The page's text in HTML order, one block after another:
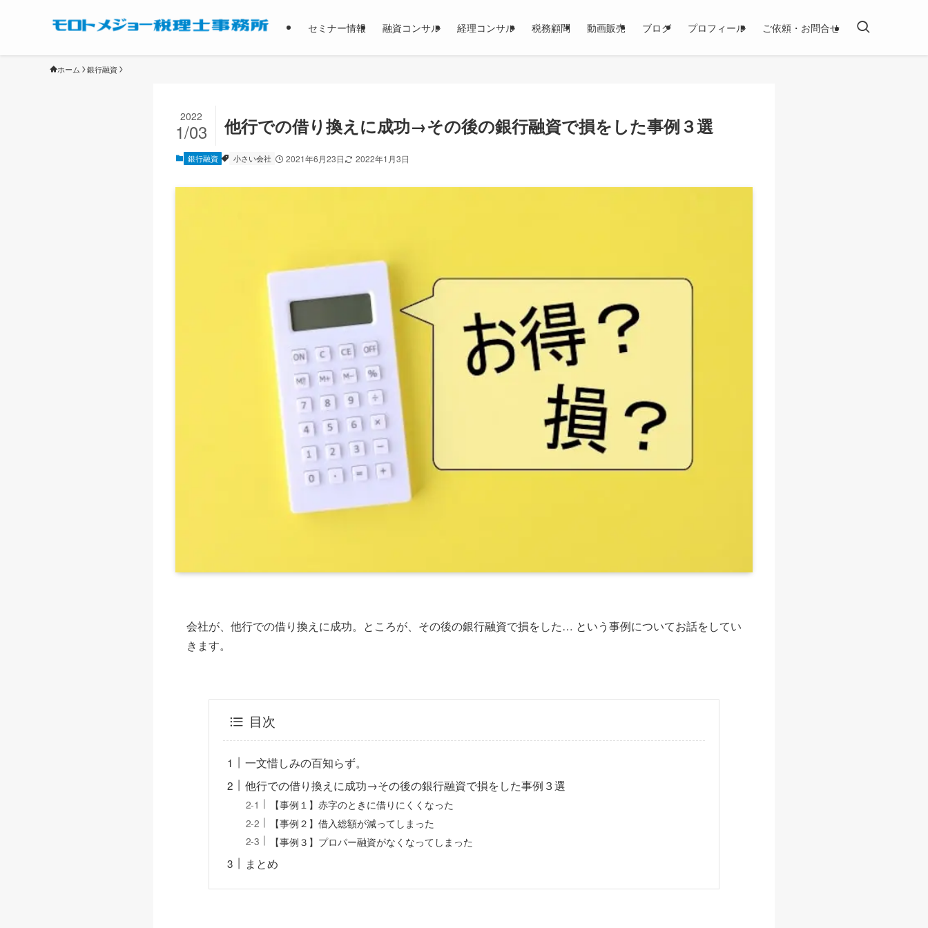
セミナー情報 融資コンサル 経理コンサル 税務顧問 動画販売 ブログ プロフィール ご依頼・お問合せ
ホーム 銀行融資
他行での借り換えに成功→その後の銀行融資で損をした事例３選
2022
1/03
銀行融資 小さい会社 2021年6月23日 2022年1月3日
会社が、他行での借り換えに成功。ところが、その後の銀行融資で損をした… という事例についてお話をしてい
きます。
目次
一文惜しみの百知らず。
他行での借り換えに成功→その後の銀行融資で損をした事例３選
【事例１】赤字のときに借りにくくなった
【事例２】借入総額が減ってしまった
【事例３】プロパー融資がなくなってしまった
まとめ